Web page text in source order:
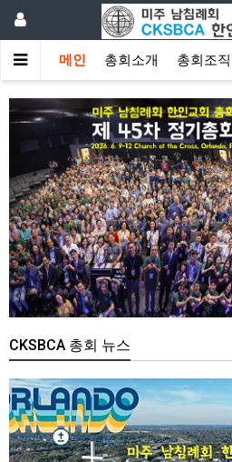
메인 총회소개 총회조직
Previous
CKSBCA 총회 뉴스